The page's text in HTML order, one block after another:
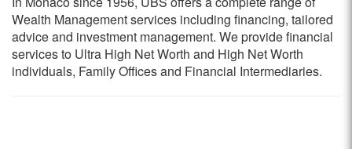
Wealth Management services including financing, tailored
advice and investment management. We provide financial
services to Ultra High Net Worth and High Net Worth
individuals, Family Offices and Financial Intermediaries.